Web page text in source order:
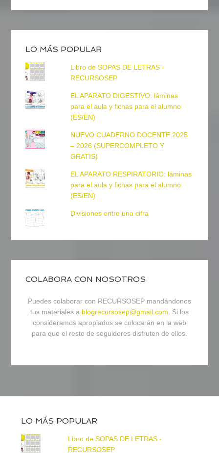
LO MÁS POPULAR
Libro de SOPAS DE LETRAS -
RECURSOSEP
EL APARATO DIGESTIVO: láminas
para el aula y fichas para el alumno
(ES/EN)
NUEVO CUADERNO DOCENTE 2025
– 2026 (SUPERCOMPLETO Y
GRATIS)
EL APARATO RESPIRATORIO: láminas
para el aula y fichas para el alumno
(ES/EN)
Divisiones entre una cifra
COLABORA CON NOSOTROS
Puedes colaborar con RECURSOSEP mandándonos
tus materiales a blogrecursosep@gmail.com. Si los
consideramos apropiados se colocarán en la web
para que el resto de seguidores disfruten de ellos.
LO MÁS POPULAR
Libro de SOPAS DE LETRAS -
RECURSOSEP